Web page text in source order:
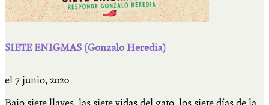
SIETE ENIGMAS (Gonzalo Heredia)
el 7 junio, 2020
Bajo siete llaves, las siete vidas del gato, los siete días de la